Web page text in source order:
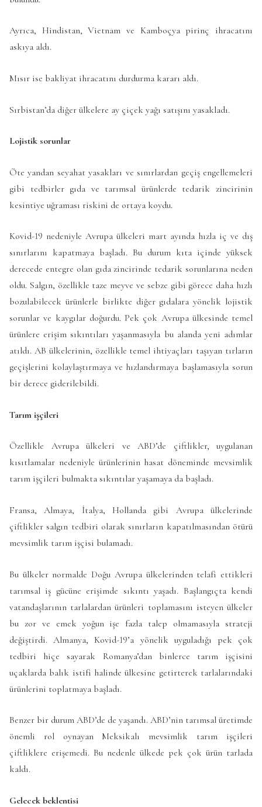
Ayrıca, Hindistan, Vietnam ve Kamboçya pirinç ihracatını
askıya aldı.
Mısır ise bakliyat ihracatını durdurma kararı aldı.
Sırbistan’da diğer ülkelere ay çiçek yağı satışını yasakladı.
Lojistik sorunlar
Öte yandan seyahat yasakları ve sınırlardan geçiş engellemeleri
gibi tedbirler gıda ve tarımsal ürünlerde tedarik zincirinin
kesintiye uğraması riskini de ortaya koydu.
Kovid-19 nedeniyle Avrupa ülkeleri mart ayında hızla iç ve dış
sınırlarını kapatmaya başladı. Bu durum kıta içinde yüksek
derecede entegre olan gıda zincirinde tedarik sorunlarına neden
oldu. Salgın, özellikle taze meyve ve sebze gibi görece daha hızlı
bozulabilecek ürünlerle birlikte diğer gıdalara yönelik lojistik
sorunlar ve kaygılar doğurdu. Pek çok Avrupa ülkesinde temel
ürünlere erişim sıkıntıları yaşanmasıyla bu alanda yeni adımlar
atıldı. AB ülkelerinin, özellikle temel ihtiyaçları taşıyan tırların
geçişlerini kolaylaştırmaya ve hızlandırmaya başlamasıyla sorun
bir derece giderilebildi.
Tarım işçileri
Özellikle Avrupa ülkeleri ve ABD’de çiftlikler, uygulanan
kısıtlamalar nedeniyle ürünlerinin hasat döneminde mevsimlik
tarım işçileri bulmakta sıkıntılar yaşamaya da başladı.
Fransa, Almaya, İtalya, Hollanda gibi Avrupa ülkelerinde
çiftlikler salgın tedbiri olarak sınırların kapatılmasından ötürü
mevsimlik tarım işçisi bulamadı.
Bu ülkeler normalde Doğu Avrupa ülkelerinden telafi ettikleri
tarımsal iş gücüne erişimde sıkıntı yaşadı. Başlangıçta kendi
vatandaşlarının tarlalardan ürünleri toplamasını isteyen ülkeler
bu zor ve emek yoğun işe fazla talep olmamasıyla strateji
değiştirdi. Almanya, Kovid-19’a yönelik uyguladığı pek çok
tedbiri hiçe sayarak Romanya’dan binlerce tarım işçisini
uçaklarda balık istifi halinde ülkesine getirterek tarlalarındaki
ürünlerini toplatmaya başladı.
Benzer bir durum ABD’de de yaşandı. ABD’nin tarımsal üretimde
önemli rol oynayan Meksikalı mevsimlik tarım işçileri
çiftliklere erişemedi. Bu nedenle ülkede pek çok ürün tarlada
kaldı.
Gelecek beklentisi